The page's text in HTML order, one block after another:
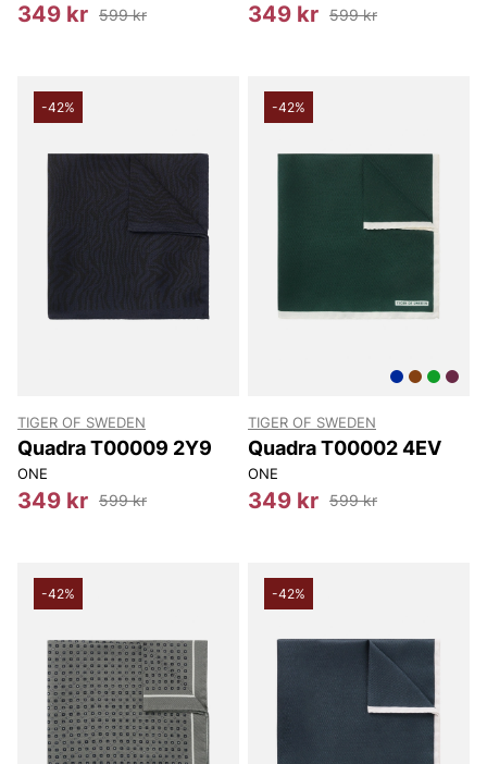
349 kr 599 kr 349 kr 599 kr
-42%
TIGER OF SWEDEN
Quadra T00009 2Y9
ONE
349 kr 599 kr
-42%
TIGER OF SWEDEN
Quadra T00002 4EV
ONE
349 kr 599 kr
-42% -42%